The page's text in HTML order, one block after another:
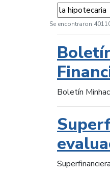
Palabras...
Se encontraron
Boletín